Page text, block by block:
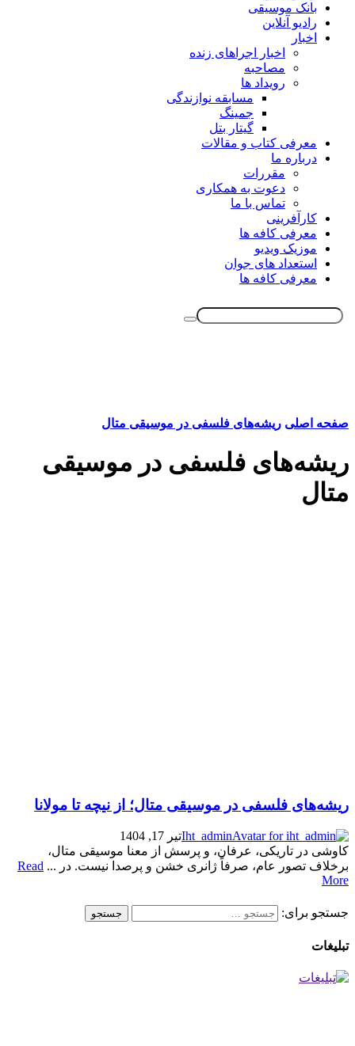
بانک موسیقی
رادیو آنلاین
اخبار
اخبار اجراهای زنده
مصاحبه
رویداد ها
مسابقه نوازندگی
جمینگ
گیتار بتل
معرفی کتاب و مقالات
درباره ما
مقررات
دعوت به همکاری
تماس با ما
کارآفرینی
معرفی کافه ها
موزیک ویدیو
استعداد های جوان
معرفی کافه ها
صفحه اصلی ریشه‌های فلسفی در موسیقی متال
ریشه‌های فلسفی در موسیقی
متال
ریشه‌های فلسفی در موسیقی متال؛ از نیچه تا مولانا
Iht_adminتیر 17, 1404
کاوشی در تاریکی، عرفان، و پرسش از معنا موسیقی متال،
برخلاف تصور عام، صرفاً ژانری خشن و پرصدا نیست. در ... Read
More
جستجو برای:
تبلیغات